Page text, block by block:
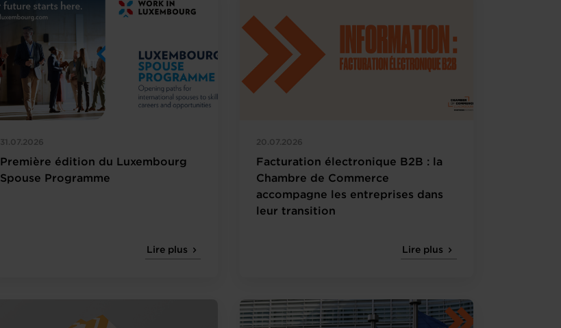
31.07.2026
Première édition du Luxembourg
Spouse Programme
Lire plus
20.07.2026
Facturation électronique B2B : la
Chambre de Commerce
accompagne les entreprises dans
leur transition
Lire plus